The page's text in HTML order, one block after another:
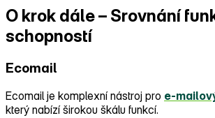
O krok dále – ⁠⁠Srovnání
schopností
Ecomail
Ecomail je komplexní nástroj pro
který nabízí širokou škálu funkcí.